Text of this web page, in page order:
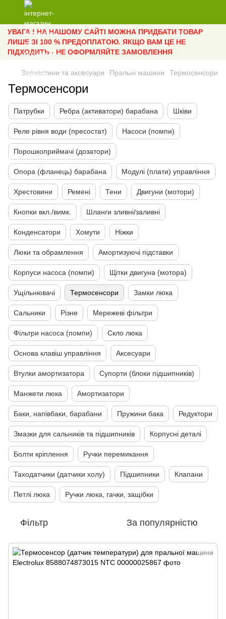
УВАГА ! НА НАШОМУ САЙТІ МОЖНА ПРИДБАТИ ТОВАР
ЛИШЕ ЗІ 100 % ПРЕДОПЛАТОЮ. ЯКЩО ВАМ ЦЕ НЕ
ПІДХОДИТЬ - НЕ ОФОРМЛЯЙТЕ ЗАМОВЛЕННЯ
Запчастини та аксесуари Пральні машини Термосенсори
Термосенсори
Патрубки Ребра (активатори) барабана Шківи
Реле рівня води (пресостат) Насоси (помпи)
Порошкоприймачі (дозатори)
Опора (фланець) барабана Модулі (плати) управління
Хрестовини Ремені Тени Двигуни (мотори)
Кнопки вкл./вимк. Шланги зливні/заливні
Конденсатори Хомути Ніжки
Люки та обрамлення Амортизуючі підставки
Корпуси насоса (помпи) Щітки двигуна (мотора)
Ущільнювачі Термосенсори Замки люка
Сальники Різне Мережеві фільтри
Фільтри насоса (помпи) Скло люка
Основа клавіш управління Аксесуари
Втулки амортизатора Супорти (блоки підшипників)
Манжети люка Амортизатори
Баки, напівбаки, барабани Пружини бака Редуктори
Змазки для сальників та підшипників Корпусні деталі
Болти кріплення Ручки перемикання
Таходатчики (датчики холу) Підшипники Клапани
Петлі люка Ручки люка, гачки, защібки
Фільтр За популярністю